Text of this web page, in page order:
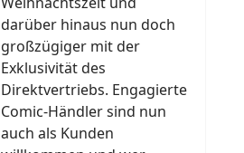
darüber hinaus nun doch
großzügiger mit der
Exklusivität des
Direktvertriebs. Engagierte
Comic-Händler sind nun
auch als Kunden